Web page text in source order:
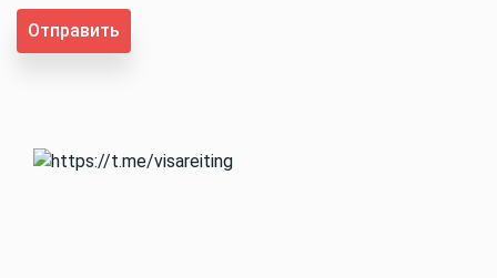
Отправить